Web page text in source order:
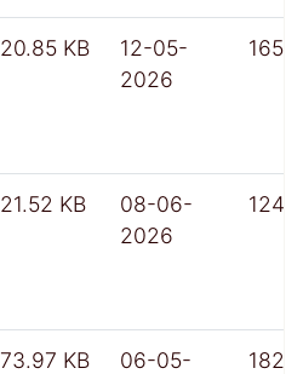
20.85 KB
12-05-
2026
165
21.52 KB
08-06-
2026
124
73.97 KB
06-05-
182